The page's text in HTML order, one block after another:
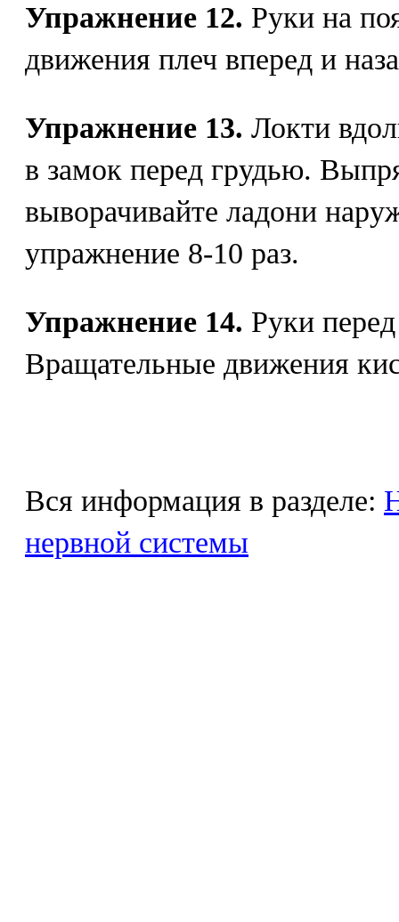
Упражнение 12. Руки на
движения плеч вперед и
Упражнение 13. Локти
в замок перед грудью.
выворачивайте ладони
упражнение 8-10 раз.
Упражнение 14. Руки
Вращательные движения
Вся информация в разделе:
нервной системы